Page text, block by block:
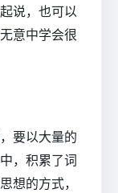
说，也可以
意中学会很
要以大量的
，积累了词
想的方式，